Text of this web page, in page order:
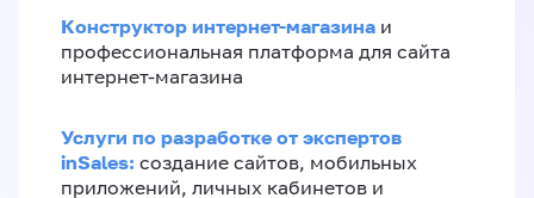
Конструктор интернет-магазина и
профессиональная платформа для сайта
интернет-магазина
Услуги по разработке от экспертов
inSales: создание сайтов, мобильных
приложений, личных кабинетов и